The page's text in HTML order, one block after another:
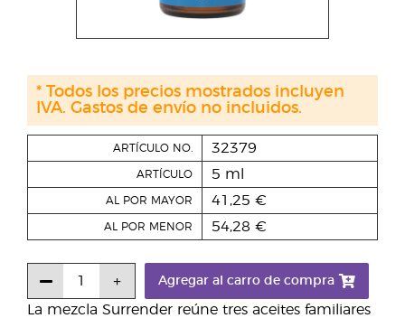
La mezcla Surrender reúne tres aceites familiares
ARTÍCULO NO. 32379
ARTÍCULO 5 ml
AL POR MAYOR 41,25 €
AL POR MENOR 54,28 €
Agregar al carro de compra
* Todos los precios mostrados incluyen
IVA. Gastos de envío no incluidos.